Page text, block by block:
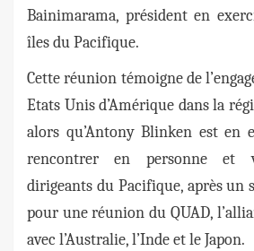
Bainimarama, président en
îles du Pacifique.
Cette réunion témoigne de
Etats Unis d’Amérique dans la
alors qu’Antony Blinken est en
rencontrer en personne et
dirigeants du Pacifique, après un
pour une réunion du QUAD,
avec l’Australie, l’Inde et le Japon.